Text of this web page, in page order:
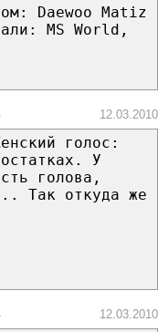
Daewoo Matiz
MS World,
12.03.2010
голос:
У
голова,
Так откуда же
12.03.2010